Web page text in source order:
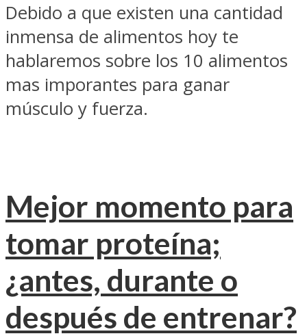
Debido a que existen una cantidad
inmensa de alimentos hoy te
hablaremos sobre los 10 alimentos
mas imporantes para ganar
músculo y fuerza.
Mejor momento para
tomar proteína;
¿antes, durante o
después de entrenar?